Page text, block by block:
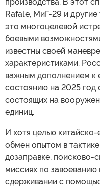
Rafale, МиГ-29 и
это многоцелевой
боевыми
известны своей
характеристиками.
важным дополнением к
состоянию на 2025 год
состоящих на
единиц.
И хотя целью китайско-
обмен опытом в
дозаправке, поисково-
миссиях по завоеванию
сдерживании с